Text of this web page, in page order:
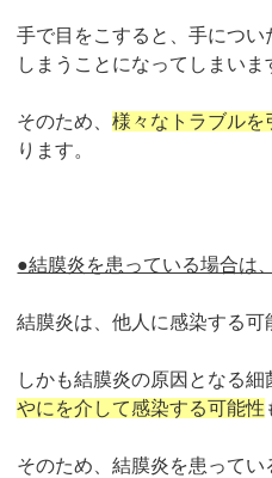
手で目をこすると、手につ
しまうことになってしまいま
そのため、様々なトラブルを
ります。
●結膜炎を患っている場合は
結膜炎は、他人に感染する可
しかも結膜炎の原因となる
やにを介して感染する可能性
そのため、結膜炎を患って